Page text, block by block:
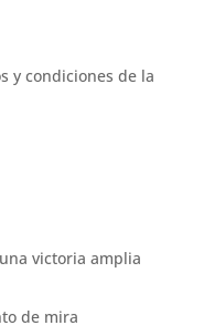
y condiciones de la
victoria amplia
de mira